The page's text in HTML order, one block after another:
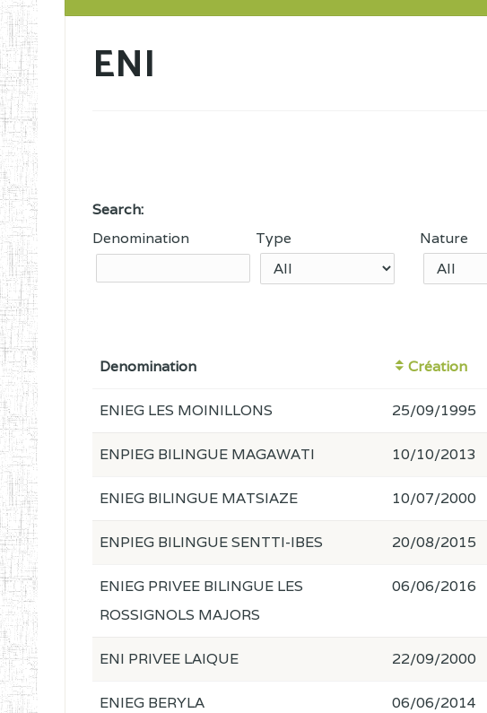
ENI
Search:
Denomination
Type Nature
Denomination Création
ENIEG LES MOINILLONS 25/09/1995
ENPIEG BILINGUE MAGAWATI 10/10/2013
ENIEG BILINGUE MATSIAZE 10/07/2000
ENPIEG BILINGUE SENTTI-IBES 20/08/2015
ENIEG PRIVEE BILINGUE LES
ROSSIGNOLS MAJORS
06/06/2016
ENI PRIVEE LAIQUE 22/09/2000
ENIEG BERYLA 06/06/2014